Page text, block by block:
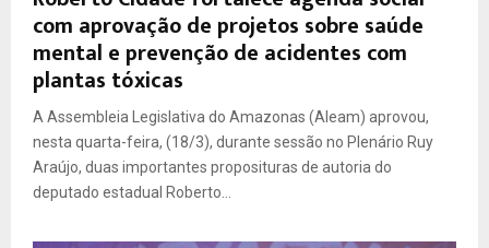
com aprovação de projetos sobre saúde
mental e prevenção de acidentes com
plantas tóxicas
A Assembleia Legislativa do Amazonas (Aleam) aprovou,
nesta quarta-feira, (18/3), durante sessão no Plenário Ruy
Araújo, duas importantes proposituras de autoria do
deputado estadual Roberto...